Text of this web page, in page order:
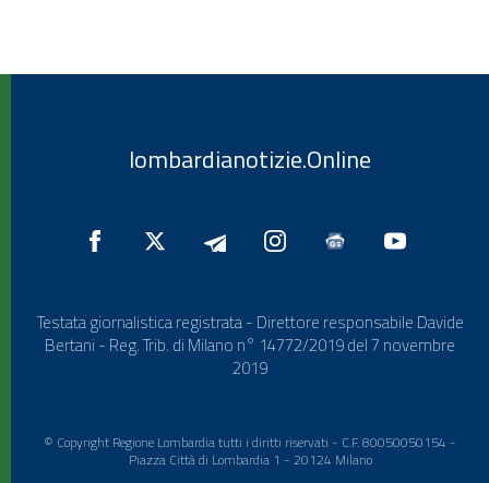
lombardianotizie.Online
Testata giornalistica registrata - Direttore responsabile Davide
Bertani - Reg. Trib. di Milano n° 14772/2019 del 7 novembre
2019
© Copyright Regione Lombardia tutti i diritti riservati - C.F. 80050050154 -
Piazza Città di Lombardia 1 - 20124 Milano